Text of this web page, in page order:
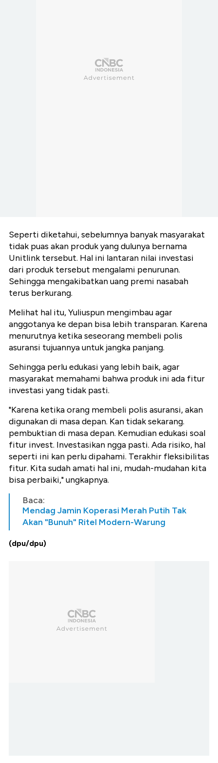
Seperti diketahui, sebelumnya banyak masyarakat
tidak puas akan produk yang dulunya bernama
Unitlink tersebut. Hal ini lantaran nilai investasi
dari produk tersebut mengalami penurunan.
Sehingga mengakibatkan uang premi nasabah
terus berkurang.
Melihat hal itu, Yuliuspun mengimbau agar
anggotanya ke depan bisa lebih transparan. Karena
menurutnya ketika seseorang membeli polis
asuransi tujuannya untuk jangka panjang.
Sehingga perlu edukasi yang lebih baik, agar
masyarakat memahami bahwa produk ini ada fitur
investasi yang tidak pasti.
"Karena ketika orang membeli polis asuransi, akan
digunakan di masa depan. Kan tidak sekarang.
pembuktian di masa depan. Kemudian edukasi soal
fitur invest. Investasikan ngga pasti. Ada risiko, hal
seperti ini kan perlu dipahami. Terakhir fleksibilitas
fitur. Kita sudah amati hal ini, mudah-mudahan kita
bisa perbaiki," ungkapnya.
Baca:
Mendag Jamin Koperasi Merah Putih Tak
Akan "Bunuh" Ritel Modern-Warung
(dpu/dpu)